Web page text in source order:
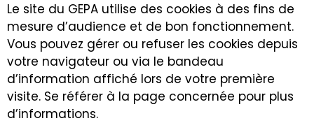
Le site du GEPA utilise des cookies à des fins de
mesure d’audience et de bon fonctionnement.
Vous pouvez gérer ou refuser les cookies depuis
votre navigateur ou via le bandeau
d’information affiché lors de votre première
visite. Se référer à la page concernée pour plus
d’informations.